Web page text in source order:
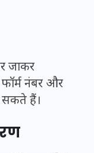
जाकर
नंबर और
सकते हैं।